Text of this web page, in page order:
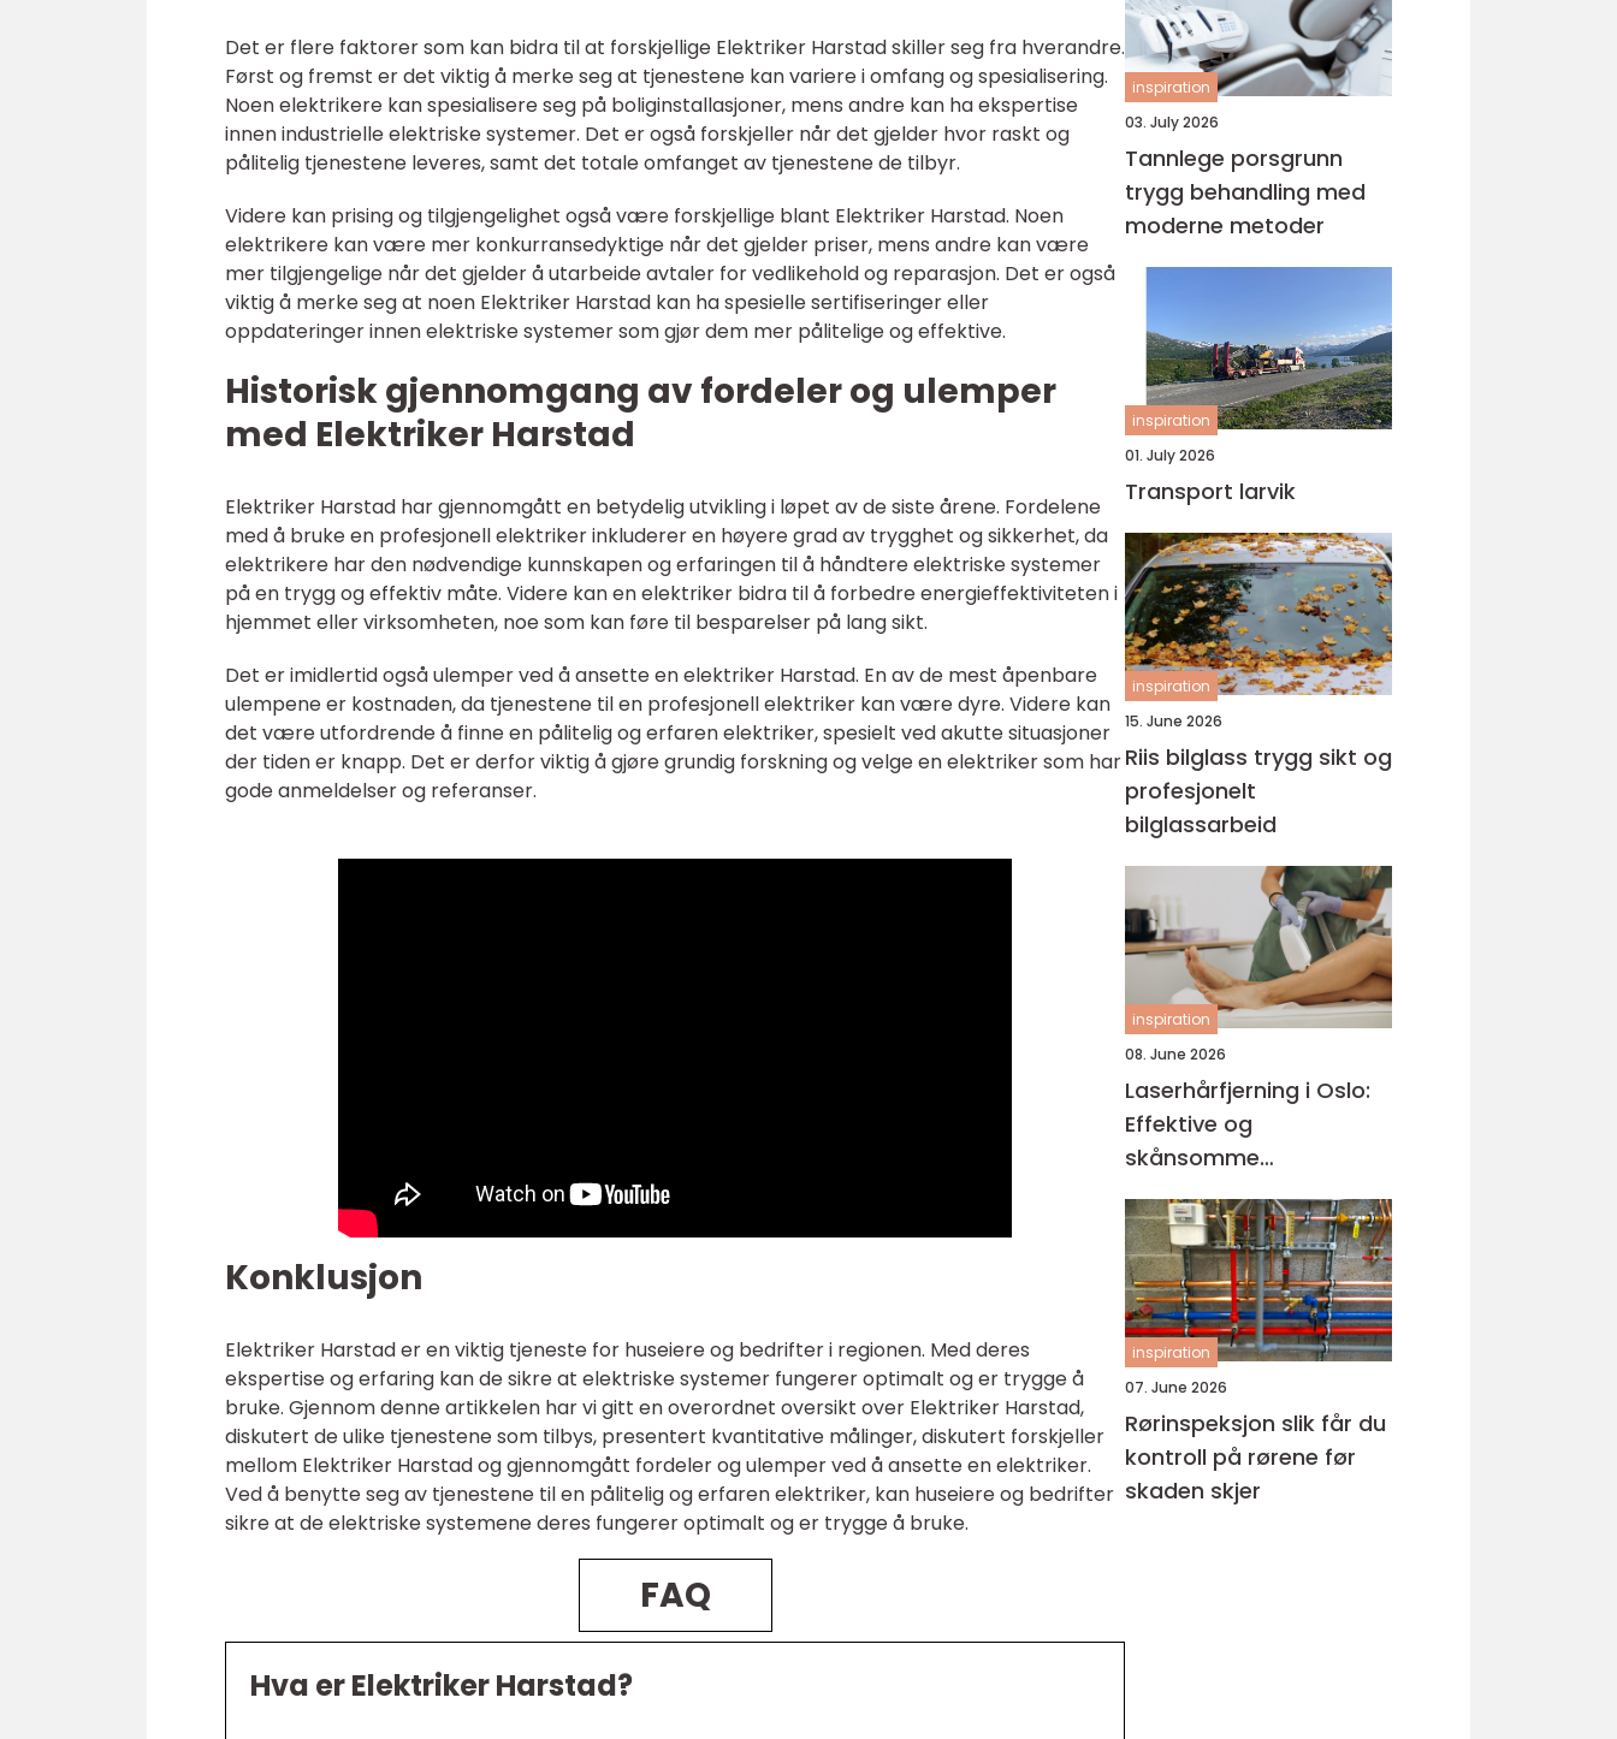
Det er flere faktorer som kan bidra til at forskjellige Elektriker Harstad skiller seg fra hverandre.
Først og fremst er det viktig å merke seg at tjenestene kan variere i omfang og spesialisering.
Noen elektrikere kan spesialisere seg på boliginstallasjoner, mens andre kan ha ekspertise
innen industrielle elektriske systemer. Det er også forskjeller når det gjelder hvor raskt og
pålitelig tjenestene leveres, samt det totale omfanget av tjenestene de tilbyr.
Videre kan prising og tilgjengelighet også være forskjellige blant Elektriker Harstad. Noen
elektrikere kan være mer konkurransedyktige når det gjelder priser, mens andre kan være
mer tilgjengelige når det gjelder å utarbeide avtaler for vedlikehold og reparasjon. Det er også
viktig å merke seg at noen Elektriker Harstad kan ha spesielle sertifiseringer eller
oppdateringer innen elektriske systemer som gjør dem mer pålitelige og effektive.
Historisk gjennomgang av fordeler og ulemper
med Elektriker Harstad
Elektriker Harstad har gjennomgått en betydelig utvikling i løpet av de siste årene. Fordelene
med å bruke en profesjonell elektriker inkluderer en høyere grad av trygghet og sikkerhet, da
elektrikere har den nødvendige kunnskapen og erfaringen til å håndtere elektriske systemer
på en trygg og effektiv måte. Videre kan en elektriker bidra til å forbedre energieffektiviteten i
hjemmet eller virksomheten, noe som kan føre til besparelser på lang sikt.
Det er imidlertid også ulemper ved å ansette en elektriker Harstad. En av de mest åpenbare
ulempene er kostnaden, da tjenestene til en profesjonell elektriker kan være dyre. Videre kan
det være utfordrende å finne en pålitelig og erfaren elektriker, spesielt ved akutte situasjoner
der tiden er knapp. Det er derfor viktig å gjøre grundig forskning og velge en elektriker som har
gode anmeldelser og referanser.
Konklusjon
Elektriker Harstad er en viktig tjeneste for huseiere og bedrifter i regionen. Med deres
ekspertise og erfaring kan de sikre at elektriske systemer fungerer optimalt og er trygge å
bruke. Gjennom denne artikkelen har vi gitt en overordnet oversikt over Elektriker Harstad,
diskutert de ulike tjenestene som tilbys, presentert kvantitative målinger, diskutert forskjeller
mellom Elektriker Harstad og gjennomgått fordeler og ulemper ved å ansette en elektriker.
Ved å benytte seg av tjenestene til en pålitelig og erfaren elektriker, kan huseiere og bedrifter
sikre at de elektriske systemene deres fungerer optimalt og er trygge å bruke.
FAQ
Hva er Elektriker Harstad?
inspiration
03. July 2026
Tannlege porsgrunn
trygg behandling med
moderne metoder
inspiration
01. July 2026
Transport larvik
inspiration
15. June 2026
Riis bilglass trygg sikt og
profesjonelt
bilglassarbeid
inspiration
08. June 2026
Laserhårfjerning i Oslo:
Effektive og
skånsomme
behandlinger for glatt
hud
inspiration
07. June 2026
Rørinspeksjon slik får du
kontroll på rørene før
skaden skjer